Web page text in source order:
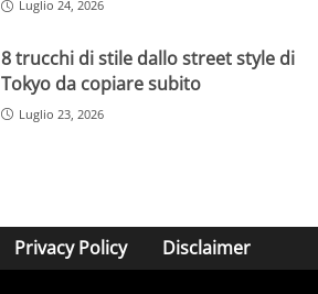
Luglio 24, 2026
8 trucchi di stile dallo street style di
Tokyo da copiare subito
Luglio 23, 2026
Privacy Policy Disclaimer